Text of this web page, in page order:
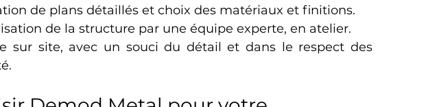
de plans détaillés et choix des matériaux et finitions.
de la structure par une équipe experte, en atelier.
sur site, avec un souci du détail et dans le respect des